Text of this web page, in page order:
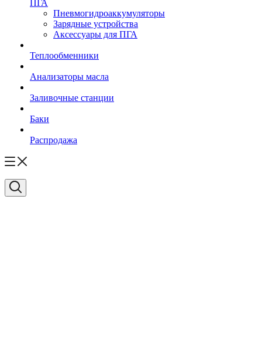
ПГА
Пневмогидроаккумуляторы
Зарядные устройства
Аксессуары для ПГА
Теплообменники
Анализаторы масла
Заливочные станции
Баки
Распродажа